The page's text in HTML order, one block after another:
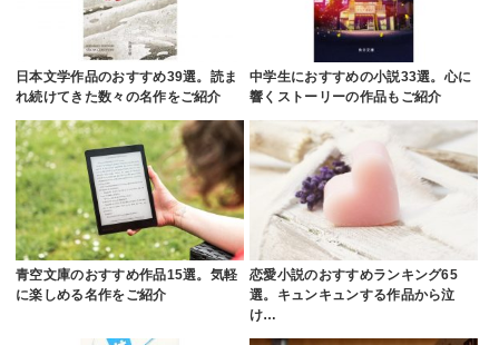
日本文学作品のおすすめ39選。読ま
れ続けてきた数々の名作をご紹介
中学生におすすめの小説33選。心に
響くストーリーの作品もご紹介
青空文庫のおすすめ作品15選。気軽
に楽しめる名作をご紹介
恋愛小説のおすすめランキング65
選。キュンキュンする作品から泣
け…